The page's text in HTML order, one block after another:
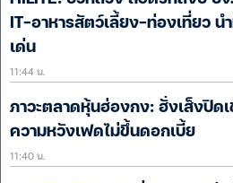
IT-อาหารสัตว์เลี้ยง-ท่องเที่ยว
เด่น
11:44 น.
ภาวะตลาดหุ้นฮ่องกง: ฮั่งเส็งปิด
ความหวังเฟดไม่ขึ้นดอกเบี้ย
11:40 น.